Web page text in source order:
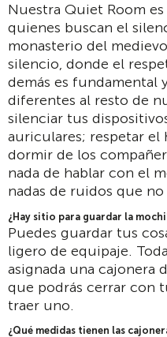
Nuestra Quiet Room
quienes buscan el
monasterio del
silencio, donde el
demás es fundamental
diferentes al resto de
silenciar tus
auriculares; respetar
dormir de los
nada de hablar con el
nadas de ruidos que
¿Hay sitio para guardar la
Puedes guardar tus
ligero de equipaje.
asignada una cajonera
que podrás cerrar con
traer uno.
¿Qué medidas tienen las